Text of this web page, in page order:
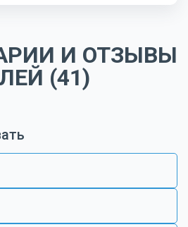
И ОТЗЫВЫ
(41)